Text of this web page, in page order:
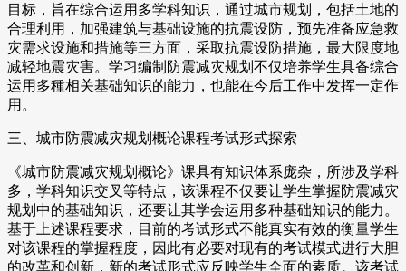
目标，旨在综合运用多学科知识，通过城市规划，包括土地的
合理利用，加强建筑与基础设施的抗震设防，预先准备应急救
灾需求设施和措施等三方面，采取抗震设防措施，最大限度地
减轻地震灾害。学习编制防震减灾规划不仅培养学生具备综合
运用多種相关基础知识的能力，也能在今后工作中发挥一定作
用。
三、城市防震减灾规划概论课程考试形式探索
《城市防震减灾规划概论》课具有知识体系庞杂，所涉及学科
多，学科知识交叉等特点，该课程不仅要让学生掌握防震减灾
规划中的基础知识，还要让其学会运用多种基础知识的能力。
基于上述课程要求，目前的考试形式不能真实有效的衡量学生
对该课程的掌握程度，因此有必要对现有的考试模式进行大胆
的改革和创新，新的考试形式应反映学生全面的素质。该考试